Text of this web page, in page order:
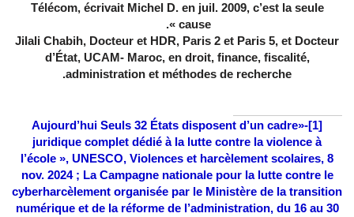
Télécom, écrivait Michel D. en juil. 2009, c’est la seule
cause ».
Jilali Chabih, Docteur et HDR, Paris 2 et Paris 5, et Docteur
d’État, UCAM- Maroc, en droit, finance, fiscalité,
administration et méthodes de recherche.
[1]
-«Aujourd’hui Seuls 32
États disposent d’un cadre
juridique complet dédié à la lutte contre la violence à
l’école », UNESCO, Violences et harcèlement scolaires, 8
nov. 2024 ; La Campagne nationale pour la lutte contre le
cyberharcèlement organisée par le Ministère de la transition
numérique et de la réforme de l’administration, du 16 au 30